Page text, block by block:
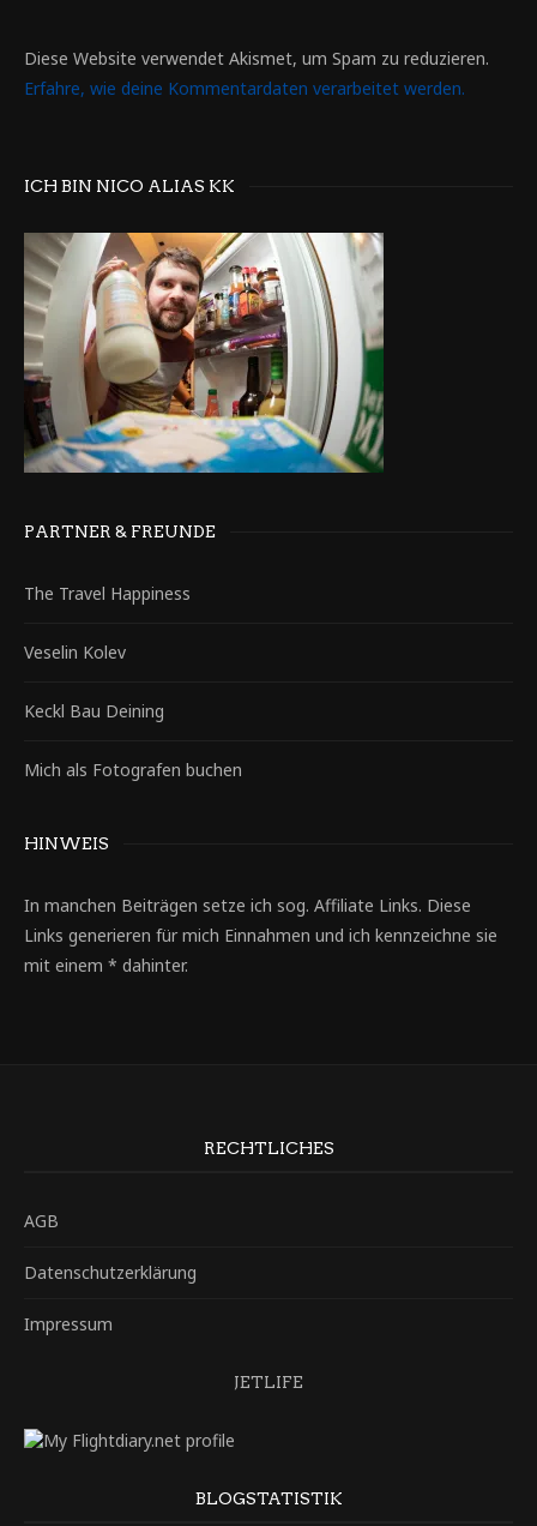
Diese Website verwendet Akismet, um Spam zu reduzieren.
Erfahre, wie deine Kommentardaten verarbeitet werden.
ICH BIN NICO ALIAS KK
PARTNER & FREUNDE
The Travel Happiness
Veselin Kolev
Keckl Bau Deining
Mich als Fotografen buchen
HINWEIS
In manchen Beiträgen setze ich sog. Affiliate Links. Diese
Links generieren für mich Einnahmen und ich kennzeichne sie
mit einem * dahinter.
RECHTLICHES
AGB
Datenschutzerklärung
Impressum
JETLIFE
BLOGSTATISTIK